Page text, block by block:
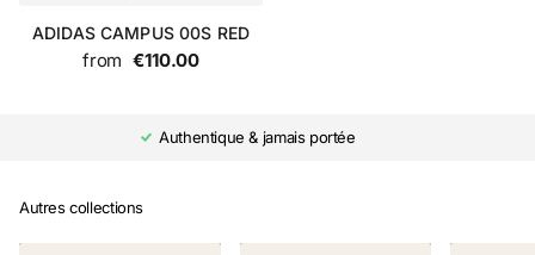
ADIDAS CAMPUS 00S RED
from €110.00
Authentique & jamais portée
Autres collections